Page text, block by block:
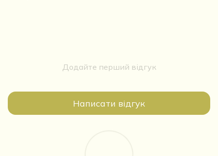
Додайте перший відгук
Написати відгук